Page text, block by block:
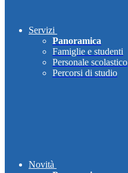
Servizi
Panoramica
Famiglie e studenti
Personale scolastico
Percorsi di studio
Novità